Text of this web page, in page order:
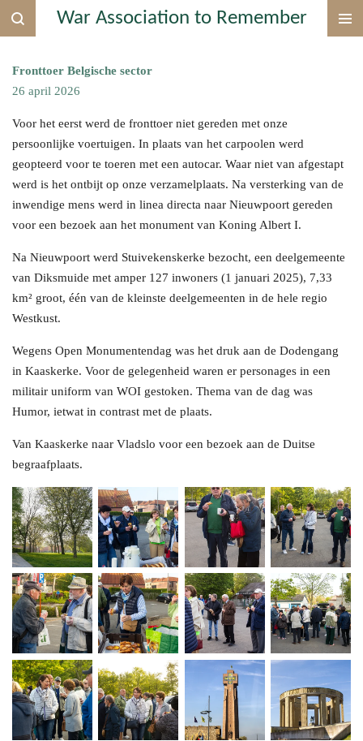
Ga
direct
de
hoofdinhoud
War Association to Remember
Fronttoer Belgische sector
26 april 2026
Voor het eerst werd de fronttoer niet gereden met onze
persoonlijke voertuigen. In plaats van het carpoolen werd
geopteerd voor te toeren met een autocar. Waar niet van afgestapt
werd is het ontbijt op onze verzamelplaats. Na versterking van de
inwendige mens werd in linea directa naar Nieuwpoort gereden
voor een bezoek aan het monument van Koning Albert I.
Na Nieuwpoort werd Stuivekenskerke bezocht, een deelgemeente
van Diksmuide met amper 127 inwoners (1 januari 2025), 7,33
km² groot, één van de kleinste deelgemeenten in de hele regio
Westkust.
Wegens Open Monumentendag was het druk aan de Dodengang
in Kaaskerke. Voor de gelegenheid waren er personages in een
militair uniform van WOI gestoken. Thema van de dag was
Humor, ietwat in contrast met de plaats.
Van Kaaskerke naar Vladslo voor een bezoek aan de Duitse
begraafplaats.